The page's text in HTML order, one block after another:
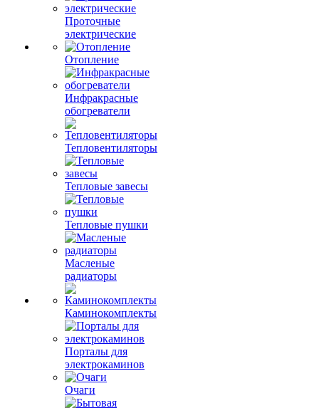
Проточные
электрические
Отопление
Инфракрасные
обогреватели
Тепловентиляторы
Тепловые завесы
Тепловые пушки
Масленые
радиаторы
Каминокомплекты
Порталы для
электрокаминов
Очаги